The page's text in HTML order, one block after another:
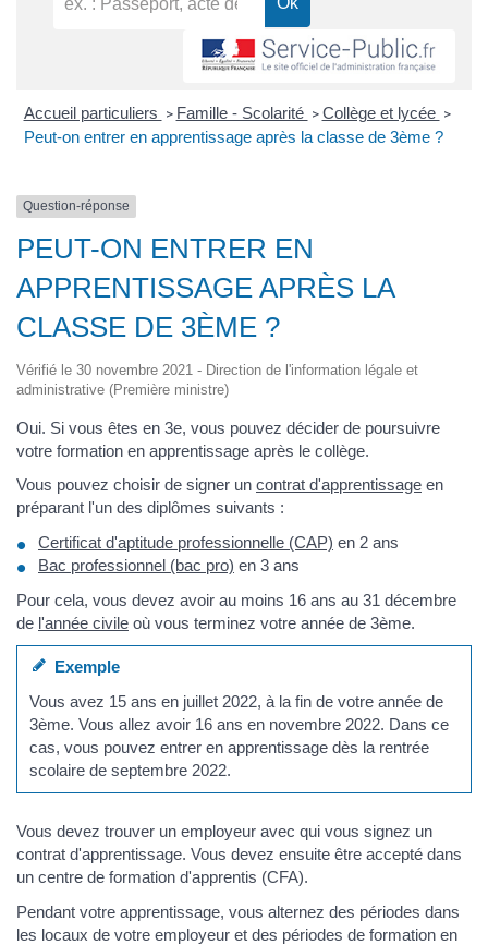
Accueil particuliers > Famille - Scolarité > Collège et lycée >
Peut-on entrer en apprentissage après la classe de 3ème ?
Question-réponse
PEUT-ON ENTRER EN
APPRENTISSAGE APRÈS LA
CLASSE DE 3ÈME ?
Vérifié le 30 novembre 2021 - Direction de l'information légale et
administrative (Première ministre)
Oui. Si vous êtes en 3e, vous pouvez décider de poursuivre
votre formation en apprentissage après le collège.
Vous pouvez choisir de signer un contrat d'apprentissage en
préparant l'un des diplômes suivants :
Certificat d'aptitude professionnelle (CAP) en 2 ans
Bac professionnel (bac pro) en 3 ans
Pour cela, vous devez avoir au moins 16 ans au 31 décembre
de l'année civile où vous terminez votre année de 3ème.
Exemple
Vous avez 15 ans en juillet 2022, à la fin de votre année de
3ème. Vous allez avoir 16 ans en novembre 2022. Dans ce
cas, vous pouvez entrer en apprentissage dès la rentrée
scolaire de septembre 2022.
Vous devez trouver un employeur avec qui vous signez un
contrat d'apprentissage. Vous devez ensuite être accepté dans
un centre de formation d'apprentis (CFA).
Pendant votre apprentissage, vous alternez des périodes dans
les locaux de votre employeur et des périodes de formation en